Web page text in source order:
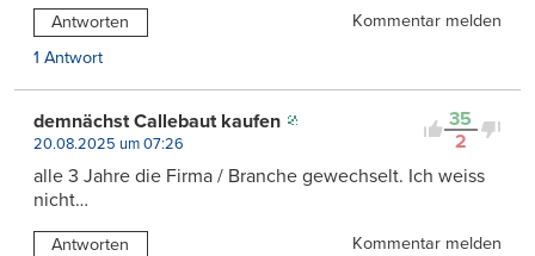
Antworten
Kommentar melden
1 Antwort
35
2
demnächst Callebaut kaufen
20.08.2025 um 07:26
alle 3 Jahre die Firma / Branche gewechselt. Ich weiss
nicht…
Antworten Kommentar melden